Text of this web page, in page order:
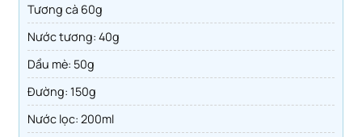
Tương cà 60g
Nước tương: 40g
Dầu mè: 50g
Đường: 150g
Nước lọc: 200ml